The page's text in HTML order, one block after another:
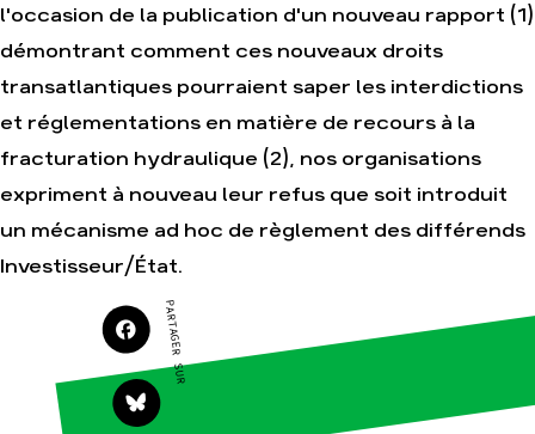
Télécharger
gratuitement les
guides éco-
Actualités
Espace presse
Contact
Groupes
locaux
l'occasion de la publication d'un nouveau rapport (1)
démontrant comment ces nouveaux droits
transatlantiques pourraient saper les interdictions
et réglementations en matière de recours à la
fracturation hydraulique (2), nos organisations
expriment à nouveau leur refus que soit introduit
un mécanisme ad hoc de règlement des différends
Investisseur/État.
PARTAGER SUR